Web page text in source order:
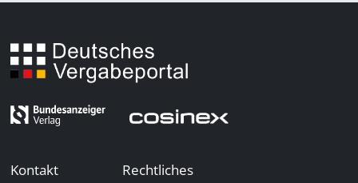
Kontakt Rechtliches